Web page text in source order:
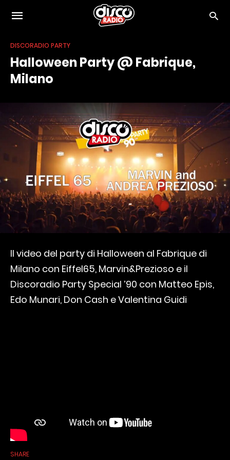
DISCORADIO PARTY
Halloween Party @ Fabrique,
Milano
Il video del party di Halloween al Fabrique di
Milano con Eiffel65, Marvin&Prezioso e il
Discoradio Party Special ’90 con Matteo Epis,
Edo Munari, Don Cash e Valentina Guidi
SHARE